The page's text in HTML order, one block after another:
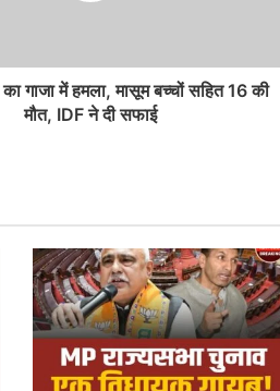
गाजा में हमला, मासूम बच्चों सहित 16 की
मौत, IDF ने दी सफाई